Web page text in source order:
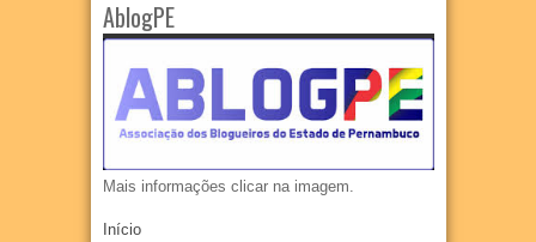
AblogPE
Mais informações clicar na imagem.
Início